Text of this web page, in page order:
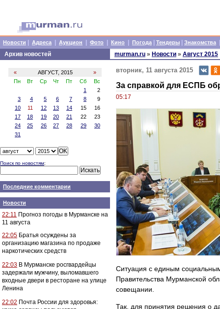
Новости Адреса Аукцион Фото Кино Погода Тендеры Знакомства
Архив новостей
« АВГУСТ, 2015
»
Пн
Вт Ср Чт Пт Сб
Вс
1
2
3
4 5 6 7 8
9
10
11 12 13 14 15
16
17
18 19 20 21 22
23
24
25 26 27 28 29
30
31
Поиск по новостям:
Последние комментарии
Новости
22:11 Прогноз погоды в Мурманске на
11 августа
22:05 Братья осуждены за
организацию магазина по продаже
наркотических средств
22:03 В Мурманске росгвардейцы
задержали мужчину, выломавшего
входные двери в ресторане на улице
Ленина
22:02 Почта России для здоровья:
murman.ru » Новости » Август 2015
вторник, 11 августа 2015
За справкой для ЕСПБ
05:17
Ситуация с единым
Правительства Мурманской
совещании.
Так, для принятия решения о